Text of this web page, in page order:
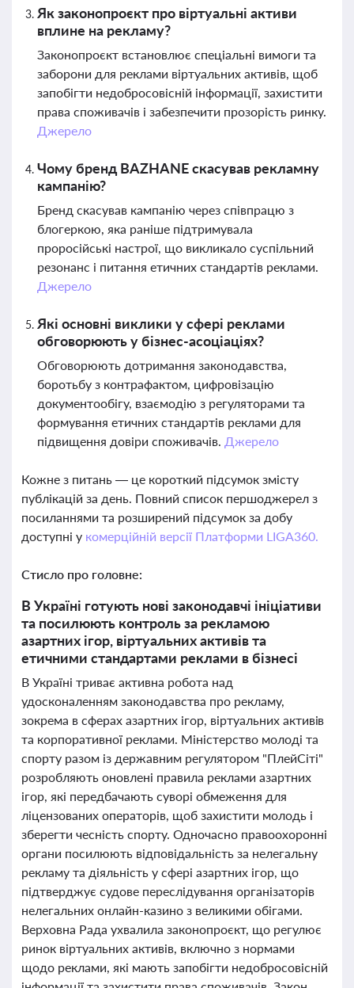
Як законопроєкт про віртуальні активи
вплине на рекламу?
Законопроєкт встановлює спеціальні вимоги та
заборони для реклами віртуальних активів, щоб
запобігти недобросовісній інформації, захистити
права споживачів і забезпечити прозорість ринку.
Джерело
Чому бренд BAZHANE скасував рекламну
кампанію?
Бренд скасував кампанію через співпрацю з
блогеркою, яка раніше підтримувала
проросійські настрої, що викликало суспільний
резонанс і питання етичних стандартів реклами.
Джерело
Які основні виклики у сфері реклами
обговорюють у бізнес-асоціаціях?
Обговорюють дотримання законодавства,
боротьбу з контрафактом, цифровізацію
документообігу, взаємодію з регуляторами та
формування етичних стандартів реклами для
підвищення довіри споживачів. Джерело
Кожне з питань — це короткий підсумок змісту
публікацій за день. Повний список першоджерел з
посиланнями та розширений підсумок за добу
доступні у комерційній версії Платформи LIGA360.
Стисло про головне:
В Україні готують нові законодавчі ініціативи
та посилюють контроль за рекламою
азартних ігор, віртуальних активів та
етичними стандартами реклами в бізнесі
В Україні триває активна робота над
удосконаленням законодавства про рекламу,
зокрема в сферах азартних ігор, віртуальних активів
та корпоративної реклами. Міністерство молоді та
спорту разом із державним регулятором "ПлейСіті"
розробляють оновлені правила реклами азартних
ігор, які передбачають суворі обмеження для
ліцензованих операторів, щоб захистити молодь і
зберегти чесність спорту. Одночасно правоохоронні
органи посилюють відповідальність за нелегальну
рекламу та діяльність у сфері азартних ігор, що
підтверджує судове переслідування організаторів
нелегальних онлайн-казино з великими обігами.
Верховна Рада ухвалила законопроєкт, що регулює
ринок віртуальних активів, включно з нормами
щодо реклами, які мають запобігти недобросовісній